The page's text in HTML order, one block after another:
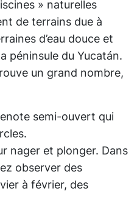
» naturelles
de terrains due à
d’eau douce et
péninsule du Yucatán.
un grand nombre,
semi-ouvert qui
nager et plonger. Dans
observer des
à février, des